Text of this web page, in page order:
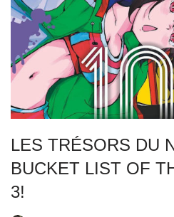
LES TRÉSORS DU
BUCKET LIST OF
3!